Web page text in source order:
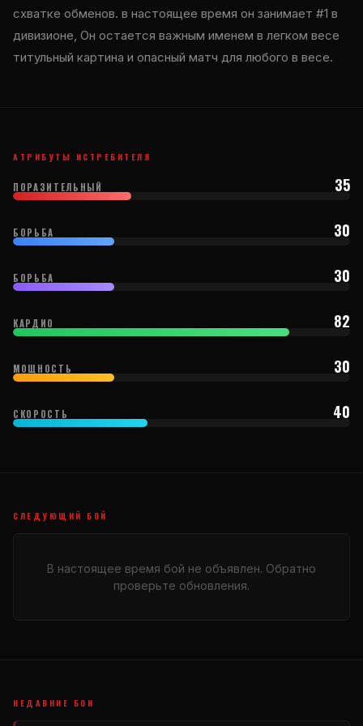
схватке обменов. в настоящее время он занимает #1 в
дивизионе, Он остается важным именем в легком весе
титульный картина и опасный матч для любого в весе.
АТРИБУТЫ ИСТРЕБИТЕЛЯ
ПОРАЗИТЕЛЬНЫЙ 35
БОРЬБА 30
БОРЬБА 30
КАРДИО 82
МОЩНОСТЬ 30
СКОРОСТЬ 40
СЛЕДУЮЩИЙ БОЙ
В настоящее время бой не объявлен. Обратно
проверьте обновления.
НЕДАВНИЕ БОИ